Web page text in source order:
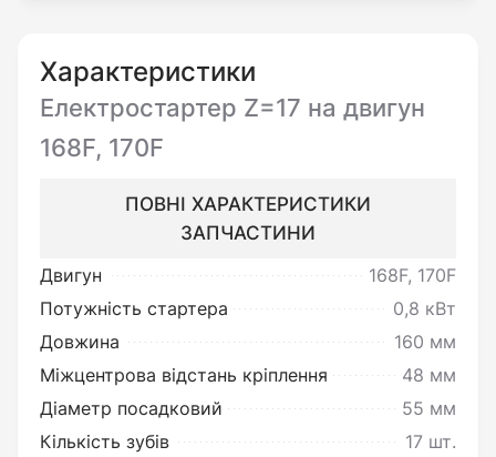
Переконатись у цілісності виробу
та повній відповідності до його
опису.
Ви можете повернути товар
неналежної якості:
Під товаром неналежної якості
мається на увазі товар, який
несправний та не може
забезпечувати виконання своїх
функціональних властивостей.
Характеристики
Електростартер Z=17 на двигун
168F, 170F
ПОВНІ ХАРАКТЕРИСТИКИ
ЗАПЧАСТИНИ
Двигун
168F, 170F
Потужність стартера
0,8 кВт
Довжина
160 мм
Міжцентрова відстань кріплення
48 мм
Діаметр посадковий
55 мм
Кількість зубів
17 шт.